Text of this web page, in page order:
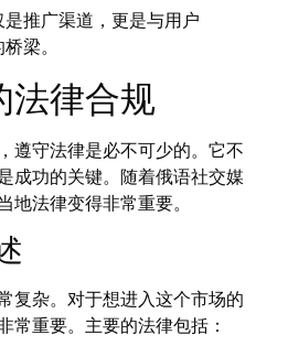
推广渠道，更是与用户
梁。
法律合规
遵守法律是必不可少的。它不
成功的关键。随着俄语社交媒
地法律变得非常重要。
复杂。对于想进入这个市场的
常重要。主要的法律包括：